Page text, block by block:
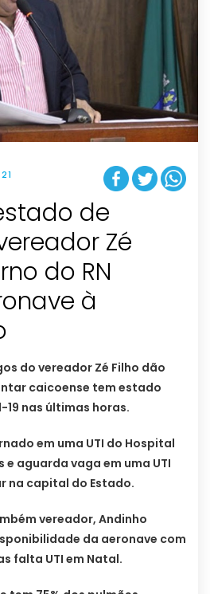
de
Zé
do RN
à
do vereador Zé Filho dão
caicoense tem estado
nas últimas horas.
em uma UTI do Hospital
e aguarda vaga em uma UTI
na capital do Estado.
vereador, Andinho
da aeronave com
falta UTI em Natal.